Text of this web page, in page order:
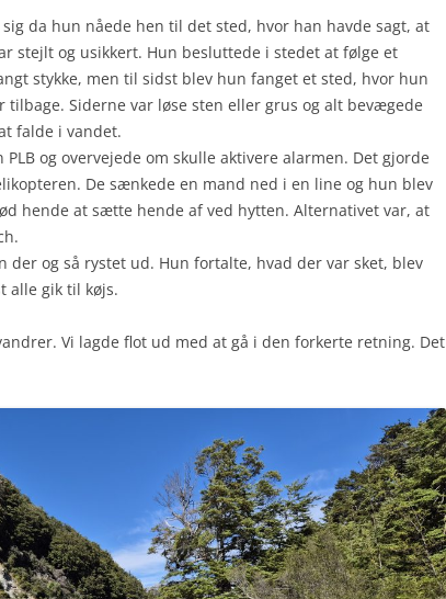
da hun nåede hen til det sted, hvor han havde sagt, at
stejlt og usikkert. Hun besluttede i stedet at følge et
stykke, men til sidst blev hun fanget et sted, hvor hun
tilbage. Siderne var løse sten eller grus og alt bevægede
falde i vandet.
og overvejede om skulle aktivere alarmen. Det gjorde
De sænkede en mand ned i en line og hun blev
hende at sætte hende af ved hytten. Alternativet var, at
der og så rystet ud. Hun fortalte, hvad der var sket, blev
alle gik til køjs.
Vi lagde flot ud med at gå i den forkerte retning. Det